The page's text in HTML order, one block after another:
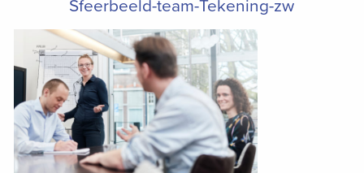
Sfeerbeeld-team-Tekening-zw